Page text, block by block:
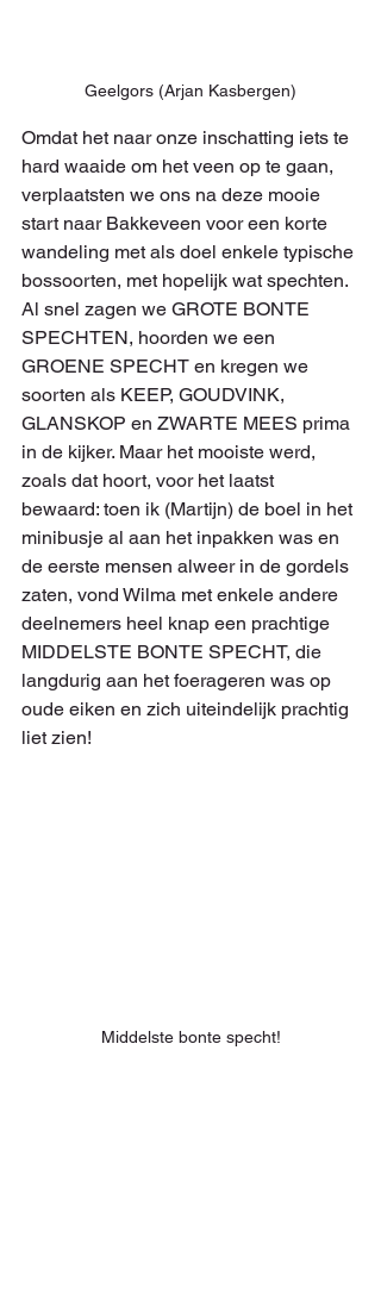
Geelgors (Arjan Kasbergen)
Omdat het naar onze inschatting iets te
hard waaide om het veen op te gaan,
verplaatsten we ons na deze mooie
start naar Bakkeveen voor een korte
wandeling met als doel enkele typische
bossoorten, met hopelijk wat spechten.
Al snel zagen we GROTE BONTE
SPECHTEN, hoorden we een
GROENE SPECHT en kregen we
soorten als KEEP, GOUDVINK,
GLANSKOP en ZWARTE MEES prima
in de kijker. Maar het mooiste werd,
zoals dat hoort, voor het laatst
bewaard: toen ik (Martijn) de boel in het
minibusje al aan het inpakken was en
de eerste mensen alweer in de gordels
zaten, vond Wilma met enkele andere
deelnemers heel knap een prachtige
MIDDELSTE BONTE SPECHT, die
langdurig aan het foerageren was op
oude eiken en zich uiteindelijk prachtig
liet zien!
Middelste bonte specht!